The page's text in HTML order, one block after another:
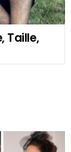
Taille,